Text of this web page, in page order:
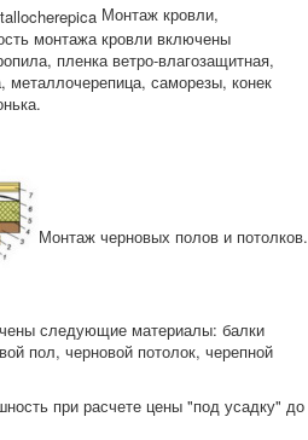
Монтаж кровли,
монтажа кровли включены
пленка ветро-влагозащитная,
металлочерепица, саморезы, конек
Монтаж черновых полов и потолков.
следующие материалы: балки
пол, черновой потолок, черепной
при расчете цены "под усадку" до